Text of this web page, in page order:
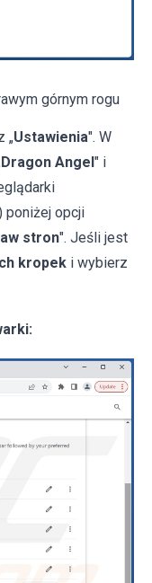
górnym rogu
„Ustawienia". W
Dragon Angel " i
poniżej opcji
stron". Jeśli jest
kropek i wybierz